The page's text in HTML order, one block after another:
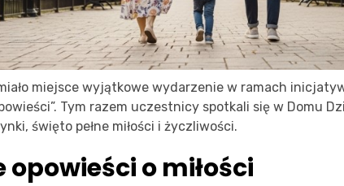
miejsce wyjątkowe wydarzenie w ramach
Tym razem uczestnicy spotkali się w Domu
święto pełne miłości i życzliwości.
opowieści o miłości